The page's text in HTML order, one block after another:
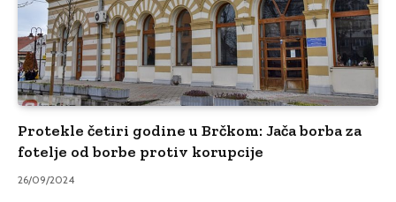
Protekle četiri godine u Brčkom: Jača borba za
fotelje od borbe protiv korupcije
26/09/2024